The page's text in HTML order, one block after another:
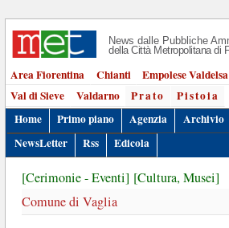
News dalle Pubbliche
della Città Metropolitana di
Area Fiorentina Chianti Empolese Valdelsa
Val di Sieve
Valdarno Prato
Pistoia
Home
Primo piano Agenzia Archivio
NewsLetter
Rss Edicola
[Cerimonie - Eventi] [Cultura, Musei]
Comune di Vaglia